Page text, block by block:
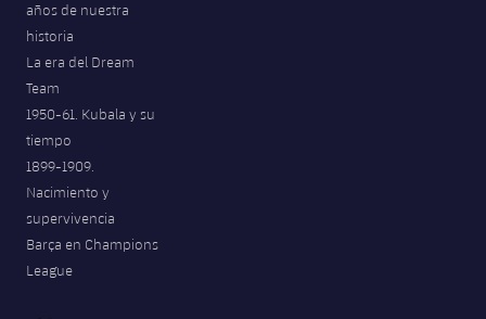
Clasificaciones
Fotos
años de nuestra
historia
La era del Dream
Team
1950-61. Kubala y su
tiempo
1899-1909.
Nacimiento y
supervivencia
Barça en Champions
League